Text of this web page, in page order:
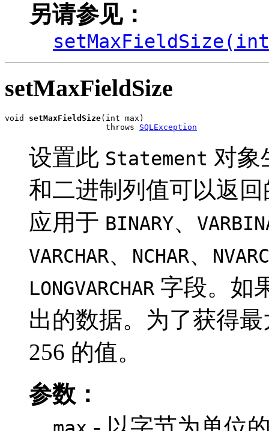
另请参见：
setMaxFieldSize
void setMaxFieldSize(int max)
                     throws
SQLException
设置此 Statement 对
和二进制列值可以返
应用于 BINARY、
VARCHAR、 NCHAR、
LONGVARCHAR 字段。如
出的数据。为了获得
256 的值。
参数：